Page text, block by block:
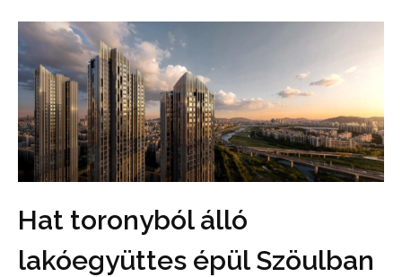
Hat toronyból álló
lakóegyüttes épül Szöulban